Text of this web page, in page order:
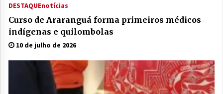
DESTAQUEnotícias
Curso de Araranguá forma primeiros médicos
indígenas e quilombolas
10 de julho de 2026